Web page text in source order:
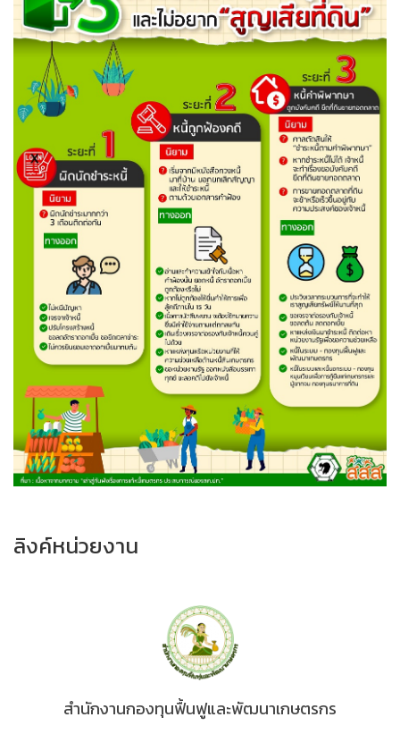
ลิงค์หน่วยงาน
สำนักงานกองทุนฟื้นฟูและพัฒนาเกษตรกร